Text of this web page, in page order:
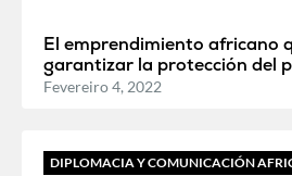
El emprendimiento africano
garantizar la protección del
Fevereiro 4, 2022
DIPLOMACIA Y COMUNICACIÓN